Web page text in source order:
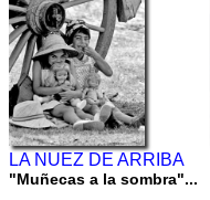
LA NUEZ DE ARRIBA
"Muñecas a la sombra"...